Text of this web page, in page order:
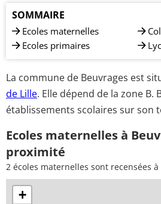
SOMMAIRE
Ecoles maternelles
Ecoles primaires
La commune de Beuvrages est
de Lille. Elle dépend de la zone B.
établissements scolaires sur son
Ecoles maternelles à
proximité
2 écoles maternelles sont recensées à
+